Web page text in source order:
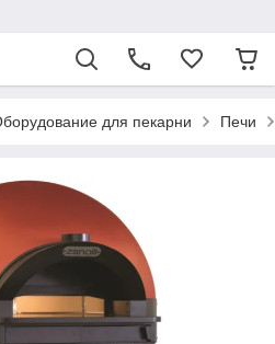
для пекарни Печи